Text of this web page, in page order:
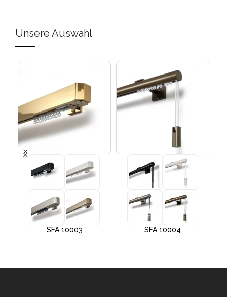
Unsere Auswahl
SFA 10003 SFA 10004